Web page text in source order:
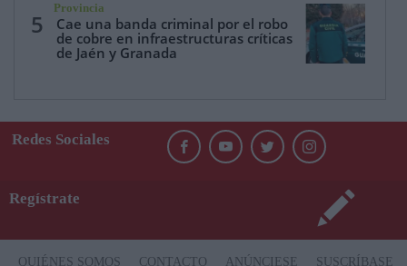
5
Provincia
Cae una banda criminal por el robo
de cobre en infraestructuras críticas
de Jaén y Granada
Redes Sociales
Regístrate
QUIÉNES SOMOS CONTACTO ANÚNCIESE SUSCRÍBASE